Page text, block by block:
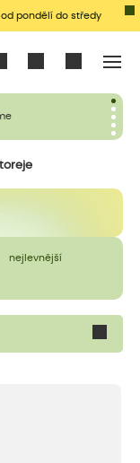
pondělí do středy
toreje
nejlevnější